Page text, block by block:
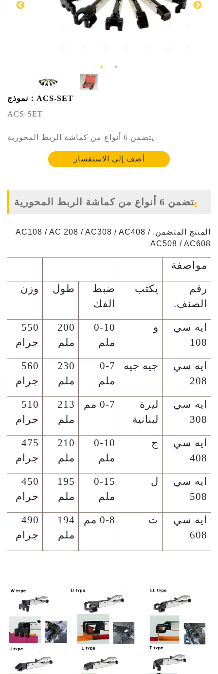
نموذج：ACS-SET
ACS-SET
يتضمن 6 أنواع من كماشة الربط المحورية
أضف إلى الاستفسار
يتضمن 6 أنواع من كماشة الربط المحورية
المنتج المتضمن. AC108 / AC 208 / AC308 / AC408 /
AC508 / AC608
مواصفة
رقم
الصنف.
يكتب
ضبط
الفك
طول وزن
ايه سي
108
و
0-10
ملم
200
ملم
550
جرام
ايه سي
208
جيه جيه
0-7
ملم
230
ملم
560
جرام
ايه سي
308
ليرة
لبنانية
0-7 مم
213
ملم
510
جرام
ايه سي
408
ج
0-10
ملم
210
ملم
475
جرام
ايه سي
508
ل
0-15
ملم
195
ملم
450
جرام
ايه سي
608
ت 0-8 مم
194
ملم
490
جرام